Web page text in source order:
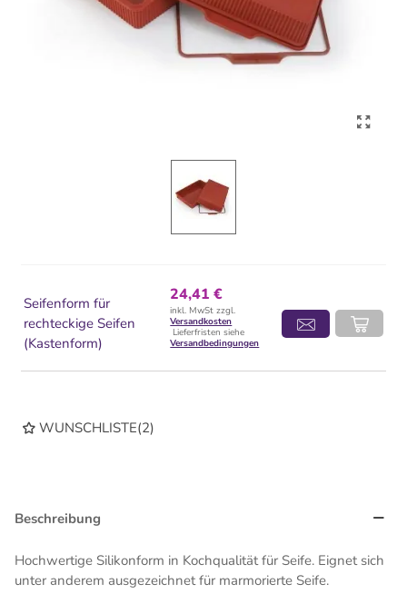
Seifenform für
rechteckige Seifen
(Kastenform)
24,41 €
inkl. MwSt zzgl.
Versandkosten
Lieferfristen siehe
Versandbedingungen
WUNSCHLISTE(2)
Beschreibung
Hochwertige Silikonform in Kochqualität für Seife. Eignet sich
unter anderem ausgezeichnet für marmorierte Seife.